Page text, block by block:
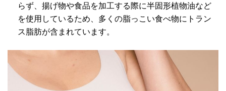
らず、揚げ物や食品を加工する際に半固形植物油など
を使用しているため、多くの脂っこい食べ物にトラン
ス脂肪が含まれています。